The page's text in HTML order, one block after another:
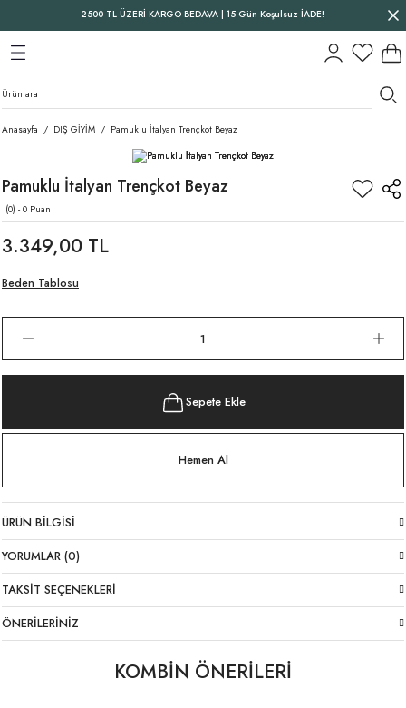
2500 TL ÜZERİ KARGO BEDAVA | 15 Gün Koşulsuz İADE!
Geri Dön
Geri Dön
Geri Dön
Anasayfa DIŞ GİYİM Pamuklu İtalyan Trençkot Beyaz
Pamuklu İtalyan Trençkot Beyaz
(0) - 0 Puan
3.349,00 TL
Beden Tablosu
Sepete Ekle
Hemen Al
ÜRÜN BILGISI
YORUMLAR (0)
TAKSIT SEÇENEKLERI
ÖNERILERINIZ
KOMBİN ÖNERİLERİ